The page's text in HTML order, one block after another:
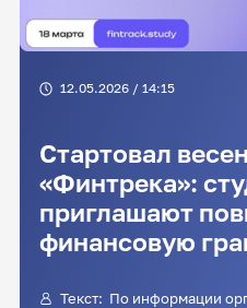
12.05.2026 / 14:15
Стартовал
«Финтрека»:
приглашают
финансовую
Текст: По информации